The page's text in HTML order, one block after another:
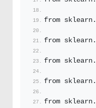
from sklearn.
from sklearn.
from sklearn.
from sklearn.
from sklearn.